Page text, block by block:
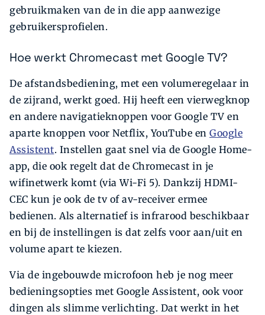
gebruikmaken van de in die app aanwezige
gebruikersprofielen.
Hoe werkt Chromecast met Google TV?
De afstandsbediening, met een volumeregelaar in
de zijrand, werkt goed. Hij heeft een vierwegknop
en andere navigatieknoppen voor Google TV en
aparte knoppen voor Netflix, YouTube en Google
Assistent. Instellen gaat snel via de Google Home-
app, die ook regelt dat de Chromecast in je
wifinetwerk komt (via Wi-Fi 5). Dankzij HDMI-
CEC kun je ook de tv of av-receiver ermee
bedienen. Als alternatief is infrarood beschikbaar
en bij de instellingen is dat zelfs voor aan/uit en
volume apart te kiezen.
Via de ingebouwde microfoon heb je nog meer
bedieningsopties met Google Assistent, ook voor
dingen als slimme verlichting. Dat werkt in het